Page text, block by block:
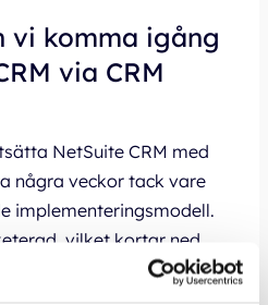
vi komma igång
via CRM
NetSuite CRM med
några veckor tack vare
implementeringsmodell.
vilket kortar ned
projektets